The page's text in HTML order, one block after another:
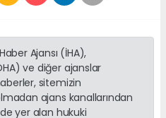
Ajansı (İHA),
ve diğer ajanslar
sitemizin
ajans kanallarından
yer alan hukuki